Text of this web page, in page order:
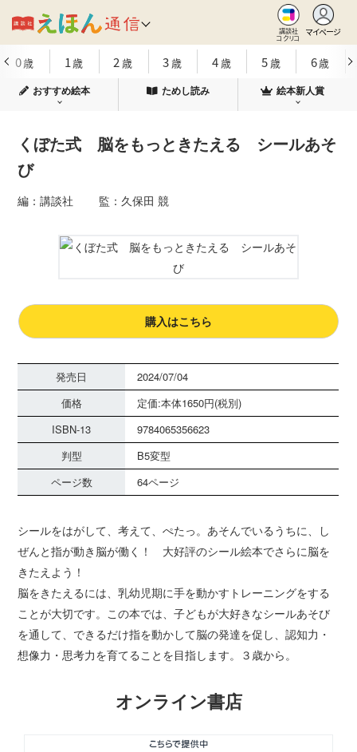
講談社
コクリコ
マイページ
0歳 1歳 2 歳 3歳 4歳 5歳 6歳
おすすめ絵本 ためし読み 絵本新人賞
くぼた式 脳をもっときたえる シールあそ
び
編：講談社 監：久保田 競
購入はこちら
発売日
2024/07/04
価格
定価:本体1650円(税別)
ISBN-13
9784065356623
判型
B5変型
ページ数
64ページ
シールをはがして、考えて、ぺたっ。あそんでいるうちに、し
ぜんと指が動き脳が働く！ 大好評のシール絵本でさらに脳を
きたえよう！
脳をきたえるには、乳幼児期に手を動かすトレーニングをする
ことが大切です。この本では、子どもが大好きなシールあそび
を通して、できるだけ指を動かして脳の発達を促し、認知力・
想像力・思考力を育てることを目指します。３歳から。
オンライン書店